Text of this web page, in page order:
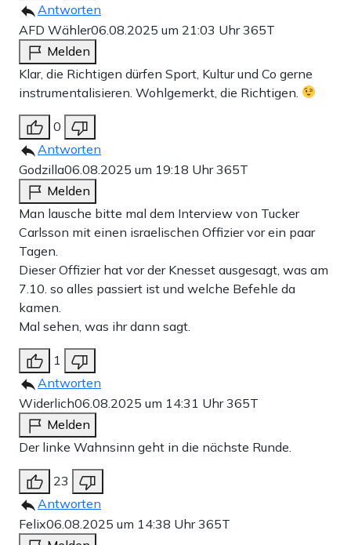
Antworten
AFD Wähler06.08.2025 um 21:03 Uhr365T
Melden
Klar, die Richtigen dürfen Sport, Kultur und Co gerne
instrumentalisieren. Wohlgemerkt, die Richtigen.
0
Antworten
Godzilla06.08.2025 um 19:18 Uhr365T
Melden
Man lausche bitte mal dem Interview von Tucker
Carlsson mit einen israelischen Offizier vor ein paar
Tagen.
Dieser Offizier hat vor der Knesset ausgesagt, was am
7.10. so alles passiert ist und welche Befehle da
kamen.
Mal sehen, was ihr dann sagt.
1
Antworten
Widerlich06.08.2025 um 14:31 Uhr365T
Melden
Der linke Wahnsinn geht in die nächste Runde.
23
Antworten
Felix06.08.2025 um 14:38 Uhr365T